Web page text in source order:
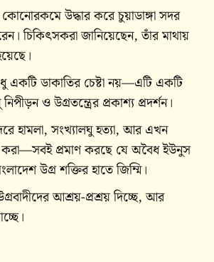
কোনোরকমে উদ্ধার করে চুয়াডাঙ্গা সদর
চিকিৎসকরা জানিয়েছেন, তাঁর মাথায়
একটি ডাকাতির চেষ্টা নয়—এটি একটি
ও উগ্রতন্ত্রের প্রকাশ্য প্রদর্শন।
হামলা, সংখ্যালঘু হত্যা, আর এখন
করা—সবই প্রমাণ করছে যে অবৈধ ইউনুস
উগ্র শক্তির হাতে জিম্মি।
আশ্রয়-প্রশ্রয় দিচ্ছে, আর